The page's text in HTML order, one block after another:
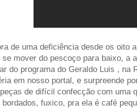
de uma deficiência desde os oito
se mover do pescoço para baixo, a
do programa do Geraldo Luis , na
em nosso portal, e surpreende
de difícil confecção com uma
bordados, fuxico, pra ela é café